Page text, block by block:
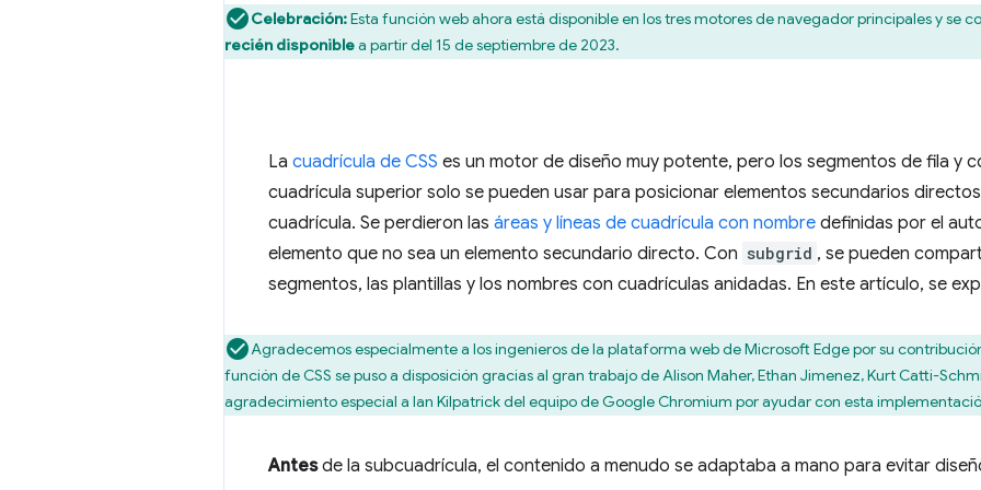
Celebración:Esta función web ahora está disponible en los tres motores de navegador principales y se
recién disponiblea partir del 15 de septiembre de 2023.
La cuadrícula de CSS es un motor de diseño muy potente, pero los segmentos de fila y
cuadrícula superior solo se pueden usar para posicionar elementos secundarios
cuadrícula. Se perdieron las áreas y líneas de cuadrícula con nombre definidas por el
elemento que no sea un elemento secundario directo. Con subgrid , se pueden
segmentos, las plantillas y los nombres con cuadrículas anidadas. En este artículo, se
Agradecemos especialmente a los ingenieros de la plataforma web de Microsoft Edge por su
función de CSS se puso a disposición gracias al gran trabajo de Alison Maher, Ethan Jimenez, Kurt Catti-
agradecimiento especial a Ian Kilpatrick del equipo de Google Chromium por ayudar con esta
Antesde la subcuadrícula, el contenido a menudo se adaptaba a mano para evitar